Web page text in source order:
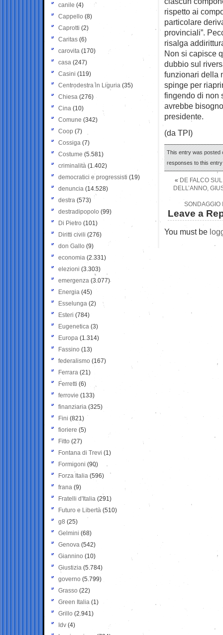
rispetto ai
particolare
provinciali”.
risalga
Non si capisce
dubbio sul
funzionari della
spinge per
fingendo di non
avrebbe
presidente.
(da TPI)
This entry was posted
responses to this
« DE FALCO
DELL’ANNO,
SONDAGGIO
Leave a
You must be
canile (4)
Cappello (8)
Caprotti (2)
Caritas (6)
carovita (170)
casa (247)
Casini (119)
Centrodestra in Liguria (35)
Chiesa (276)
Cina (10)
Comune (342)
Coop (7)
Cossiga (7)
Costume (5.581)
criminalità (1.402)
democratici e progressisti (19)
denuncia (14.528)
destra (573)
destradipopolo (99)
Di Pietro (101)
Diritti civili (276)
don Gallo (9)
economia (2.331)
elezioni (3.303)
emergenza (3.077)
Energia (45)
Esselunga (2)
Esteri (784)
Eugenetica (3)
Europa (1.314)
Fassino (13)
federalismo (167)
Ferrara (21)
Ferretti (6)
ferrovie (133)
finanziaria (325)
Fini (821)
fioriere (5)
Fitto (27)
Fontana di Trevi (1)
Formigoni (90)
Forza Italia (596)
frana (9)
Fratelli d'Italia (291)
Futuro e Libertà (510)
g8 (25)
Gelmini (68)
Genova (542)
Giannino (10)
Giustizia (5.784)
governo (5.799)
Grasso (22)
Green Italia (1)
Grillo (2.941)
Idv (4)